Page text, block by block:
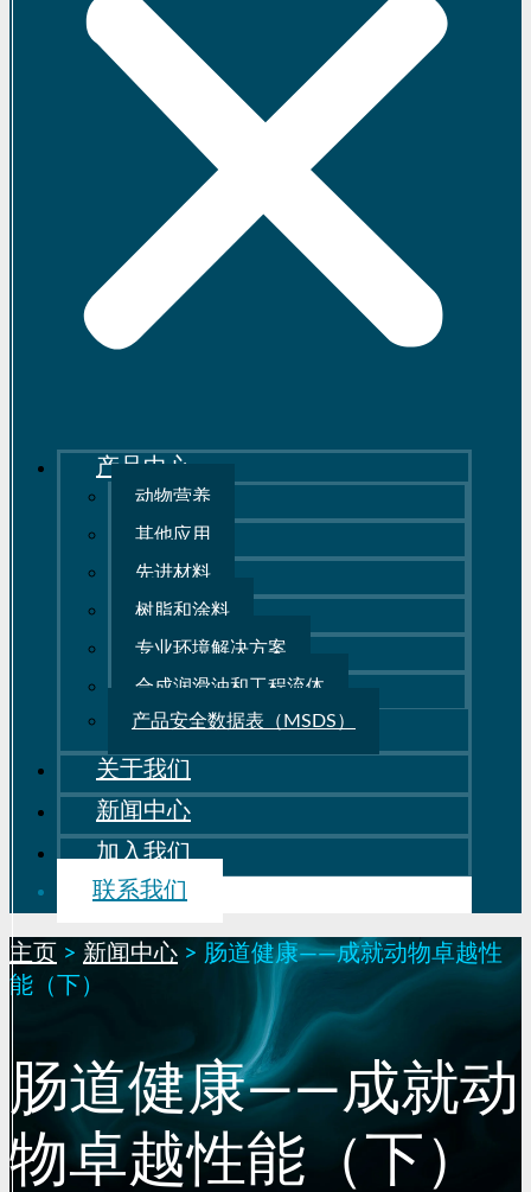
产品中心
动物营养
其他应用
先进材料
树脂和涂料
专业环境解决方案
合成润滑油和工程流体
产品安全数据表（MSDS）
关于我们
新闻中心
加入我们
联系我们
主页 > 新闻中心 > 肠道健康——成就动物卓越性
能（下）
肠道健康——成就动
物卓越性能（下）